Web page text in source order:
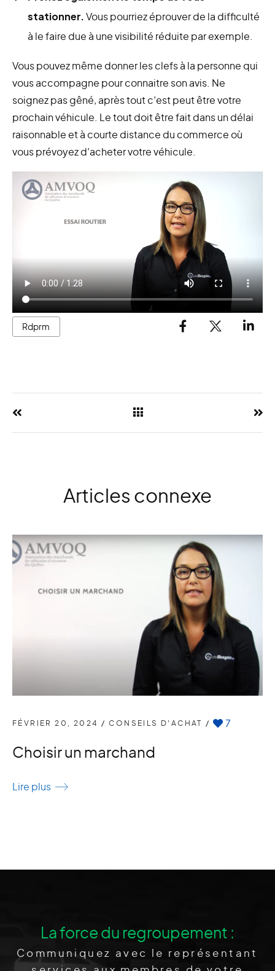
stationner.Vous pourriez éprouver de la difficulté
à le faire due à une visibilité réduite par exemple.
Vous pouvez même donner les clefs à la personne qui
vous accompagne pour connaitre son avis. Ne
soignez pas gêné, après tout c’est peut être votre
prochain véhicule. Le tout doit être fait dans un délai
raisonnable et à courte distance du commerce où
vous prévoyez d’acheter votre véhicule.
Rdprm
Articles connexe
FÉVRIER 20, 2024 / CONSEILS D'ACHAT / 7
Choisir un marchand
Lire plus
La force du regroupement :
Communiquez avec le représentant